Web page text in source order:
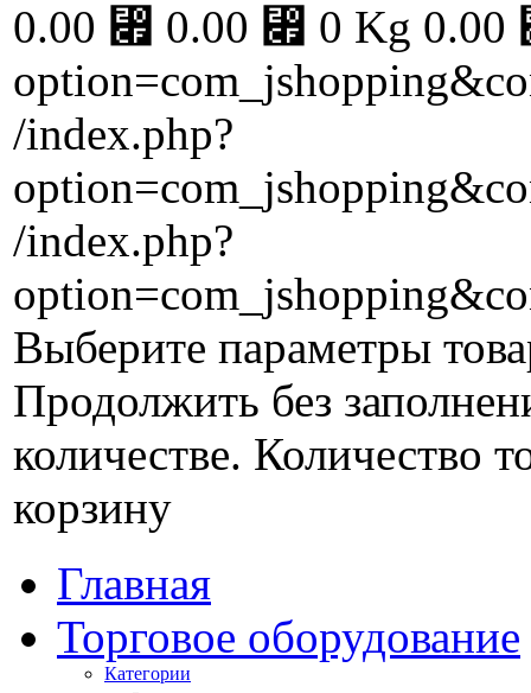
0.00 ⃏ 0.00 ⃏ 0 Kg
/index.php?
/index.php?
Выберите параметры
Продолжить без
количестве. Количество
корзину
Главная
Торговое оборудование
Категории